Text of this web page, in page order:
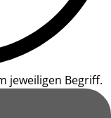
jeweiligen Begriff.